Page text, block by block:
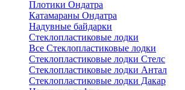
Плотики Ондатра
Катамараны Ондатра
Надувные байдарки
Стеклопластиковые лодки
Все Стеклопластиковые лодки
Стеклопластиковые лодки Стелс
Стеклопластиковые лодки Антал
Стеклопластиковые лодки Дакар